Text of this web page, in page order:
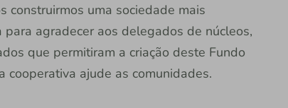
construirmos uma sociedade mais
agradecer aos delegados de núcleos,
que permitiram a criação deste Fundo
cooperativa ajude as comunidades.